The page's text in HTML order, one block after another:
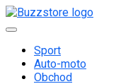
Skip
to
Primary
Sport
Auto-moto
Obchod